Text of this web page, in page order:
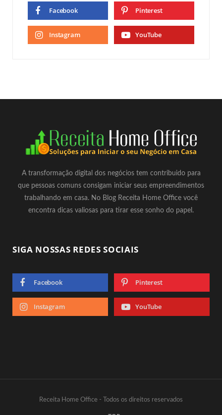
Facebook Pinterest
Instagram YouTube
A transformação digital dos negócios tem contribuido para
que pessoas comuns consigam iniciar seus empreendimentos
trabalhando em casa. No Blog Receita Home Office você
encontra dicas valiosas para tirar esse sonho do papel.
SIGA NOSSAS REDES SOCIAIS
Facebook Pinterest
Instagram YouTube
Receita Home Office - Todos os direitos reservados